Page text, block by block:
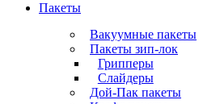
Пакеты
Вакуумные пакеты
Пакеты зип-лок
Грипперы
Слайдеры
Дой-Пак пакеты